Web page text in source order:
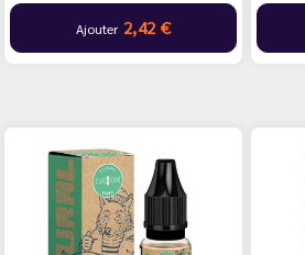
Ajouter 2,42 €